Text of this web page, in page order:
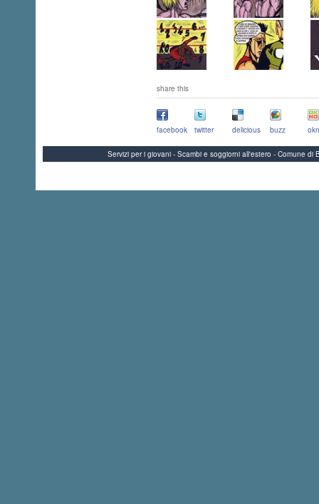
share this
facebook twitter delicious buzz
Servizi per i giovani - Scambi e soggiorni all'estero - Comune